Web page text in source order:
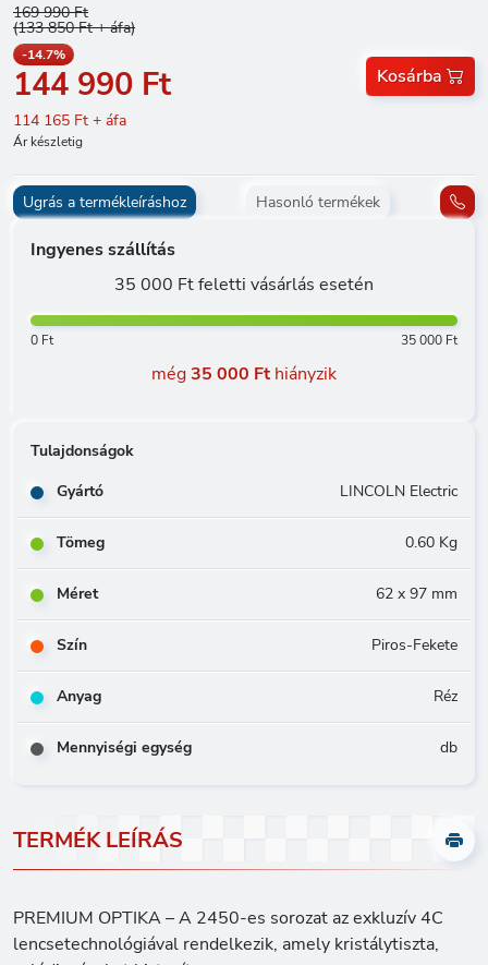
TERMÉK LEÍRÁS
PREMIUM OPTIKA – A 2450-es sorozat az exkluzív 4C
lencsetechnológiával rendelkezik, amely kristálytiszta,
169 990 Ft
(133 850 Ft + áfa)
-14.7%
144 990 Ft
114 165 Ft + áfa
Ár készletig
Kosárba
Ugrás a termékleíráshoz Hasonló termékek
Ingyenes szállítás
35 000 Ft feletti vásárlás esetén
0 Ft 35 000 Ft
még35 000 Fthiányzik
Tulajdonságok
Gyártó
LINCOLN Electric
Tömeg 0.60 Kg
Méret 62 x 97 mm
Szín Piros-Fekete
Anyag Réz
Mennyiségi egység db